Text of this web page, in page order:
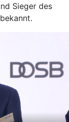
Sieger des